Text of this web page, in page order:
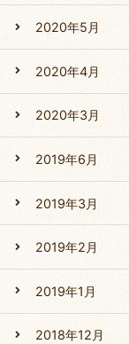
2020年5月
2020年4月
2020年3月
2019年6月
2019年3月
2019年2月
2019年1月
2018年12月